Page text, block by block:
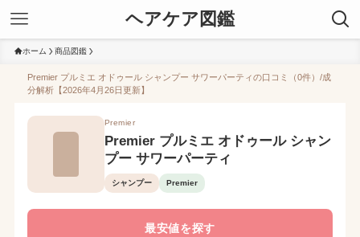
ヘアケア図鑑
ホーム 商品図鑑
Premier プルミエ オドゥール シャンプー サワーパーティの口コミ（0件）/成
分解析【2026年4月26日更新】
Premier
Premier プルミエ オドゥール シャン
プー サワーパーティ
シャンプー Premier
最安値を探す